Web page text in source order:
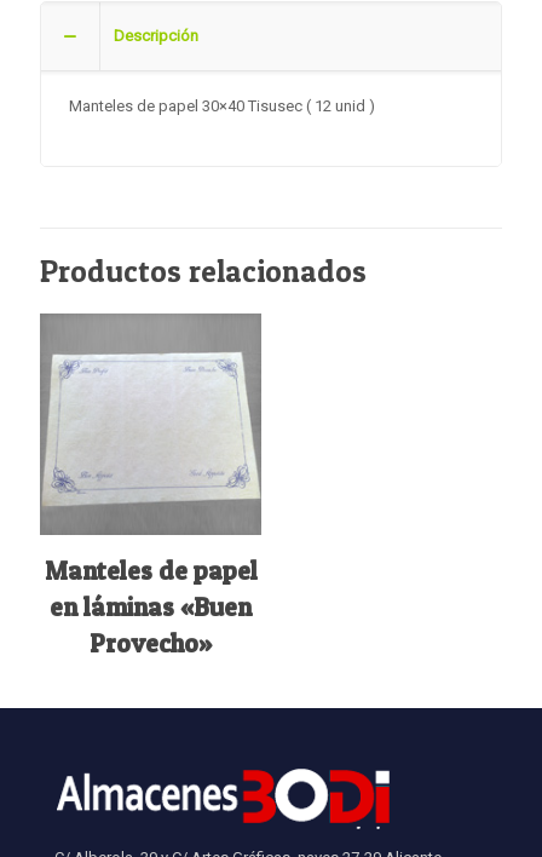
Descripción
Manteles de papel 30×40 Tisusec ( 12 unid )
Productos relacionados
Manteles de papel
en láminas «Buen
Provecho»